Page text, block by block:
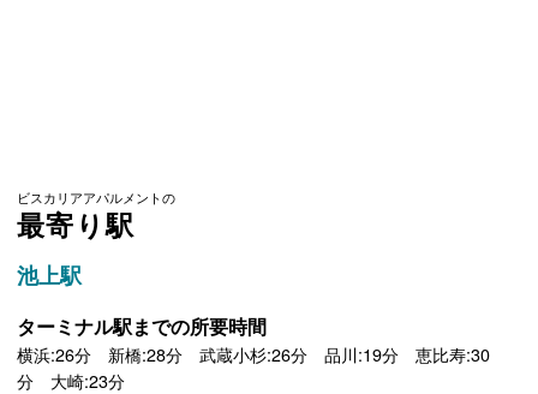
ビスカリアアパルメントの
最寄り駅
池上駅
ターミナル駅までの所要時間
横浜:26分 新橋:28分 武蔵小杉:26分 品川:19分 恵比寿:30
分 大崎:23分